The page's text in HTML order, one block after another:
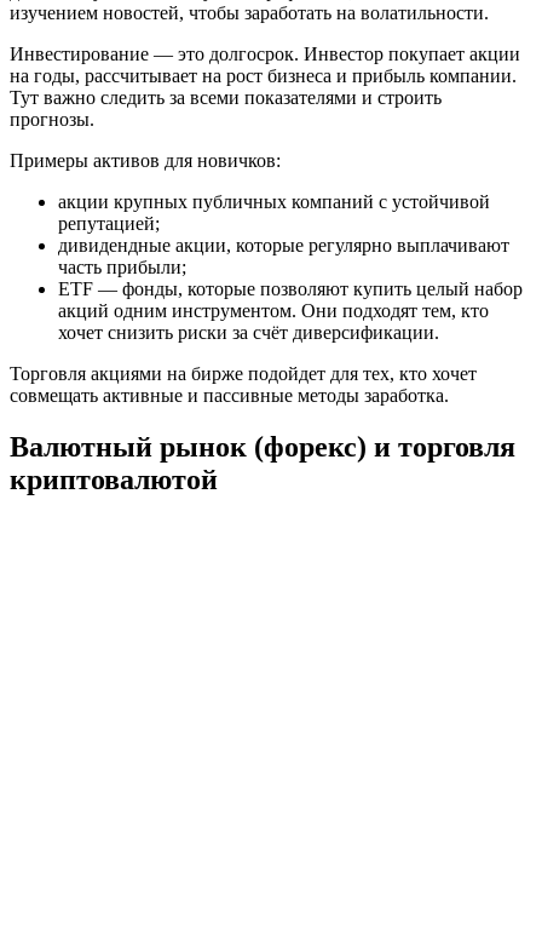
изучением новостей, чтобы заработать на волатильности.
Инвестирование — это долгосрок. Инвестор покупает акции
на годы, рассчитывает на рост бизнеса и прибыль компании.
Тут важно следить за всеми показателями и строить
прогнозы.
Примеры активов для новичков:
акции крупных публичных компаний с устойчивой
репутацией;
дивидендные акции, которые регулярно выплачивают
часть прибыли;
ETF — фонды, которые позволяют купить целый набор
акций одним инструментом. Они подходят тем, кто
хочет снизить риски за счёт диверсификации.
Торговля акциями на бирже подойдет для тех, кто хочет
совмещать активные и пассивные методы заработка.
Валютный рынок (форекс) и торговля
криптовалютой